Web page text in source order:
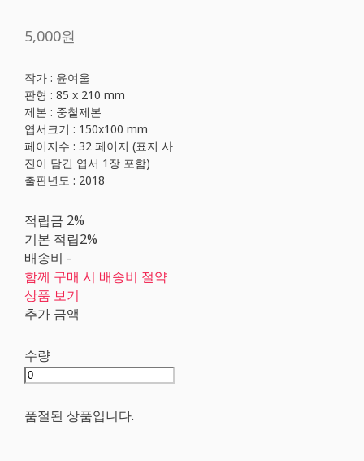
5,000원
작가 : 윤여울
판형 : 85 x 210 mm
제본 : 중철제본
엽서크기 : 150x100 mm
페이지수 : 32 페이지 (표지 사
진이 담긴 엽서 1장 포함)
출판년도 : 2018
적립금 2%
기본 적립2%
배송비 -
함께 구매 시 배송비 절약
상품 보기
추가 금액
수량
품절된 상품입니다.